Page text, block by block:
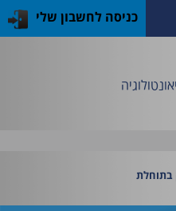
כניסה לחשבון שלי
בתוחלת